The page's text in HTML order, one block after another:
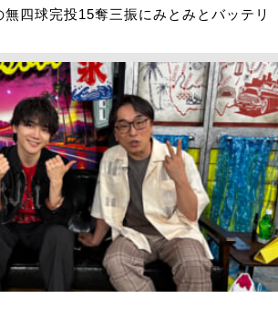
四球完投15奪三振にみとみとバッテリ